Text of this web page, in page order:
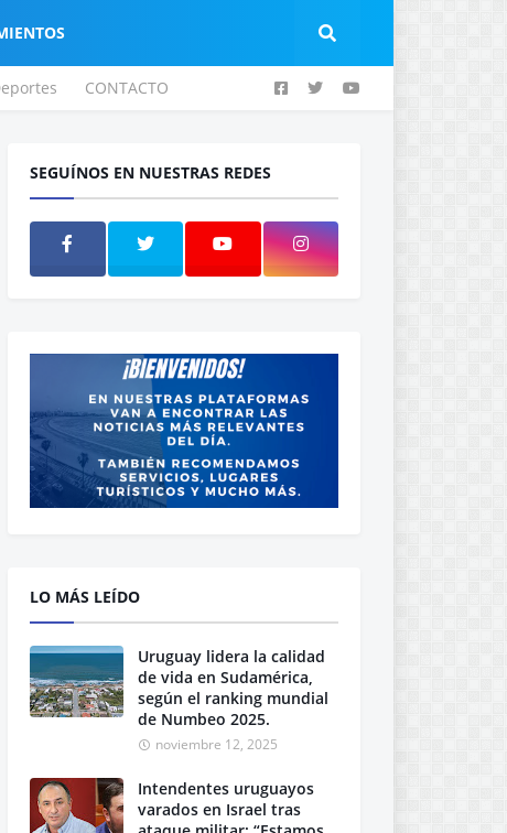
CONTACTO
SEGUÍNOS EN NUESTRAS REDES
LO MÁS LEÍDO
Uruguay lidera la calidad
de vida en Sudamérica,
según el ranking mundial
de Numbeo 2025.
noviembre 12, 2025
Intendentes uruguayos
varados en Israel tras